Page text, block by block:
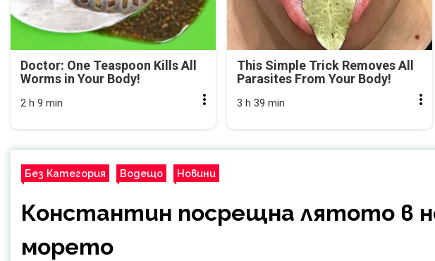
Doctor: One Teaspoon Kills All
Worms in Your Body!
2 h 9 min
This Simple Trick Removes All
Parasites From Your Body!
3 h 39 min
Без Категория Водещо Новини
Константин посрещна лятото в
морето